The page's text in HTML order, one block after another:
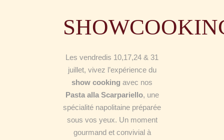
Les vendredis 10,17,24 & 31
juillet, vivez l’expérience du
show cooking avec nos
Pasta alla Scarpariello, une
spécialité napolitaine préparée
sous vos yeux. Un moment
gourmand et convivial à